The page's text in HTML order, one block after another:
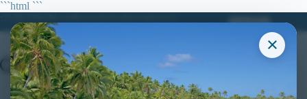
```html
×
```
contenuto